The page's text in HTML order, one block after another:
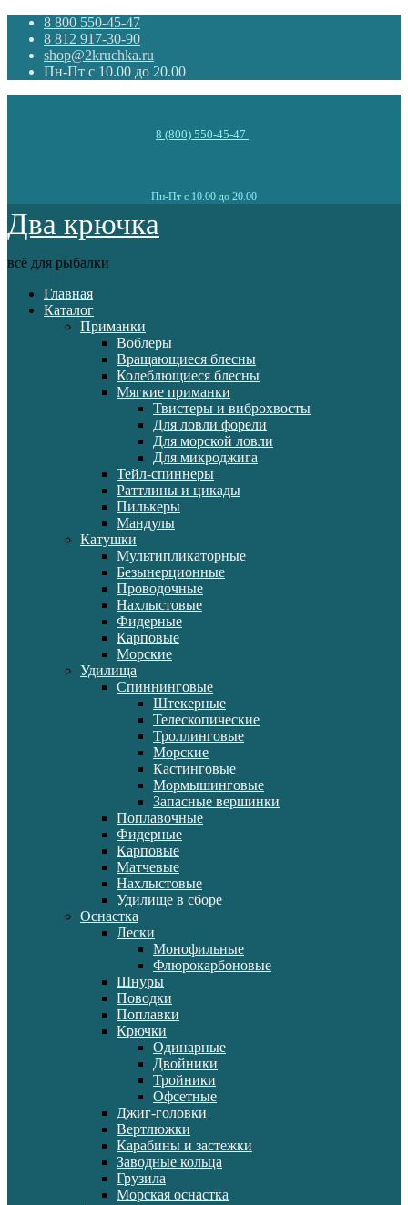
8 800 550-45-47
8 812 917-30-90
shop@2kruchka.ru
Пн-Пт с 10.00 до 20.00
8 (800) 550-45-47
Пн-Пт с 10.00 до 20.00
Два крючка
всё для рыбалки
Главная
Каталог
Приманки
Воблеры
Вращающиеся блесны
Колеблющиеся блесны
Мягкие приманки
Твистеры и виброхвосты
Для ловли форели
Для морской ловли
Для микроджига
Тейл-спиннеры
Раттлины и цикады
Пилькеры
Мандулы
Катушки
Мультипликаторные
Безынерционные
Проводочные
Нахлыстовые
Фидерные
Карповые
Морские
Удилища
Спиннинговые
Штекерные
Телескопические
Троллинговые
Морские
Кастинговые
Мормышинговые
Запасные вершинки
Поплавочные
Фидерные
Карповые
Матчевые
Нахлыстовые
Удилище в сборе
Оснастка
Лески
Монофильные
Флюрокарбоновые
Шнуры
Поводки
Поплавки
Крючки
Одинарные
Двойники
Тройники
Офсетные
Джиг-головки
Вертлюжки
Карабины и застежки
Заводные кольца
Грузила
Морская оснастка